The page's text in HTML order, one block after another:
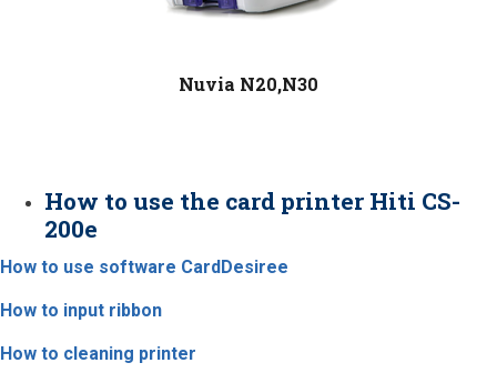
Nuvia N20,N30
How to use the card printer Hiti CS-
200e
How to use software CardDesiree
How to input ribbon
How to cleaning printer